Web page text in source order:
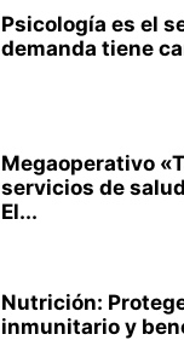
Psicología es el
demanda tiene
Megaoperativo
servicios de
El...
Nutrición:
inmunitario y